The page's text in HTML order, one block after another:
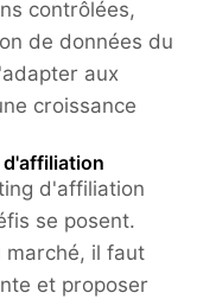
contrôlées,
de données du
aux
croissance
d'affiliation
se posent.
marché, il faut
et proposer